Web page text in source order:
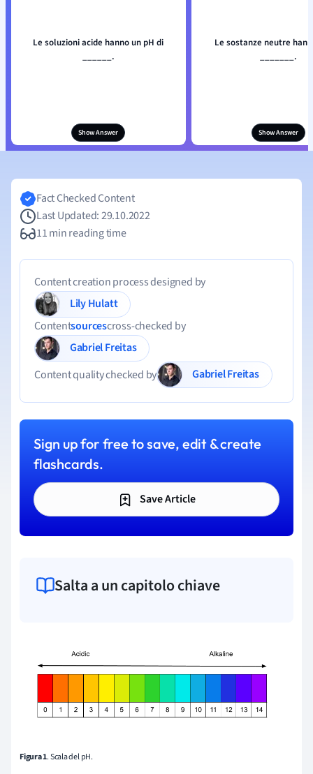
Le soluzioni acide hanno un pH di
______.
Show Answer
Le sostanze neutre
_______.
Show Answer
Fact Checked Content
Last Updated: 29.10.2022
11 min reading time
Content creation process designed by
Lily Hulatt
Contentsourcescross-checked by
Gabriel Freitas
Content quality checked by
Gabriel Freitas
Sign up for free to save, edit & create
flashcards.
Save Article
Salta a un capitolo chiave
Figura 1. Scala del pH.